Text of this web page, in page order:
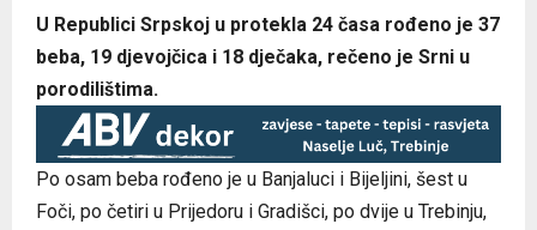
U Republici Srpskoj u protekla 24 časa rođeno je 37
beba, 19 djevojčica i 18 dječaka, rečeno je Srni u
porodilištima.
Po osam beba rođeno je u Banjaluci i Bijeljini, šest u
Foči, po četiri u Prijedoru i Gradišci, po dvije u Trebinju,